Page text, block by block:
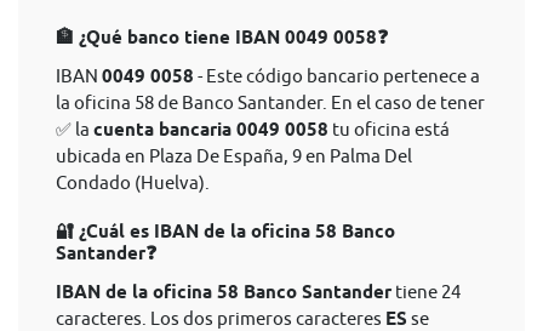
🏦 ¿Qué banco tiene IBAN 0049 0058❓
IBAN 0049 0058 - Este código bancario pertenece a
la oficina 58 de Banco Santander. En el caso de tener
✅ la cuenta bancaria 0049 0058 tu oficina está
ubicada en Plaza De España, 9 en Palma Del
Condado (Huelva).
🔐 ¿Cuál es IBAN de la oficina 58 Banco
Santander❓
IBAN de la oficina 58 Banco Santander tiene 24
caracteres. Los dos primeros caracteres ES se